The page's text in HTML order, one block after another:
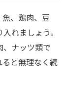
、鶏肉、豆
れましょう。
、ナッツ類で
と無理なく続